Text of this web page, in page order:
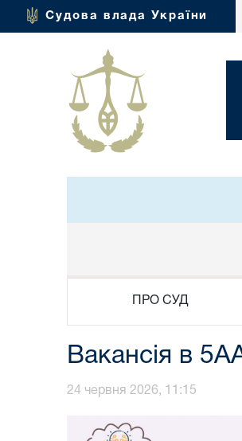
Судова влада України
ПРО СУД
Вакансія в
24 червня 2026, 11:15